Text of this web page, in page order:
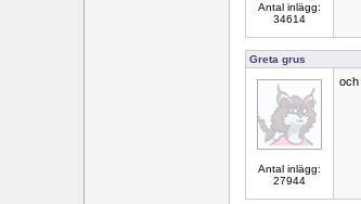
Antal inlägg:
34614
Greta grus
Antal inlägg:
27944
och